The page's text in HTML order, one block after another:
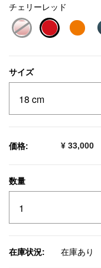
チェリーレッド
サイズ
価格: ¥ 33,000
数量
在庫状況: 在庫あり